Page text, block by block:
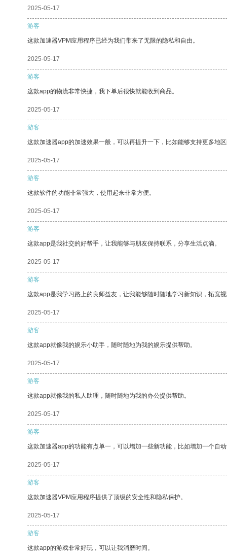
2025-05-17
游客
这款加速器VPM应用程序已经为我们带来了无限的隐私和自由。
2025-05-17
游客
这款app的物流非常快捷，我下单后很快就能收到商品。
2025-05-17
游客
这款加速器app的加速效果一般，可以再提升一下，比如能够支持更多地
2025-05-17
游客
这款软件的功能非常强大，使用起来非常方便。
2025-05-17
游客
这款app是我社交的好帮手，让我能够与朋友保持联系，分享生活点滴。
2025-05-17
游客
这款app是我学习路上的良师益友，让我能够随时随地学习新知识，拓宽
2025-05-17
游客
这款app就像我的娱乐小助手，随时随地为我的娱乐提供帮助。
2025-05-17
游客
这款app就像我的私人助理，随时随地为我的办公提供帮助。
2025-05-17
游客
这款加速器app的功能有点单一，可以增加一些新功能，比如增加一个自
2025-05-17
游客
这款加速器VPM应用程序提供了顶级的安全性和隐私保护。
2025-05-17
游客
这款app的游戏非常好玩，可以让我消磨时间。